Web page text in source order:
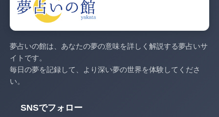
夢占いの館は、あなたの夢の意味を詳しく解説する夢占いサ
イトです。
毎日の夢を記録して、より深い夢の世界を体験してくださ
い。
SNSでフォロー